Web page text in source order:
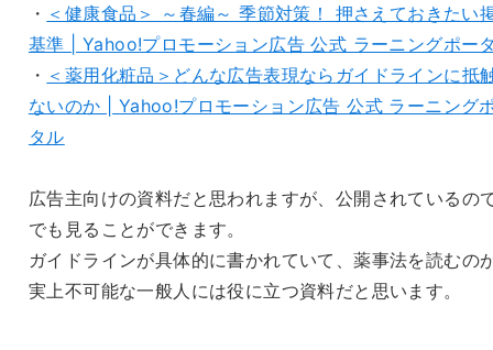
・ ＜健康食品＞ ～春編～ 季節対策！ 押さえておきたい
基準 | Yahoo!プロモーション広告 公式 ラーニングポー
・ ＜薬用化粧品＞どんな広告表現ならガイドラインに抵
ないのか | Yahoo!プロモーション広告 公式 ラーニング
タル
広告主向けの資料だと思われますが、公開されているの
でも見ることができます。
ガイドラインが具体的に書かれていて、薬事法を読むの
実上不可能な一般人には役に立つ資料だと思います。